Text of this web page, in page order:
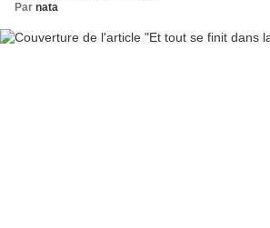
Par nata